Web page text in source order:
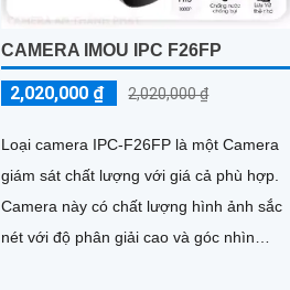
CAMERA IMOU IPC F26FP
2,020,000 ₫ 2,020,000 ₫
Loại camera IPC-F26FP là một Camera
giám sát chất lượng với giá cả phù hợp.
Camera này có chất lượng hình ảnh sắc
nét với độ phân giải cao và góc nhìn